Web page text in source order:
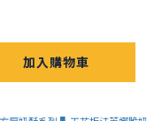
加入購物車